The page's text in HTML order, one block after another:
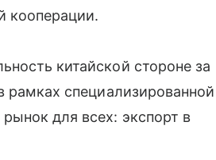
кооперации.
китайской стороне за
рамках специализированной
для всех: экспорт в